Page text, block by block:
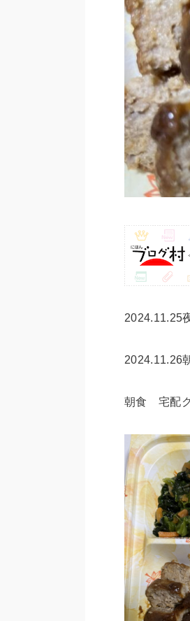
2024.11.25
2024.11.26
朝食 宅配